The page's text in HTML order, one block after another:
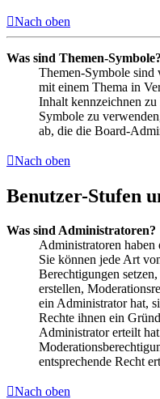
Nach oben
Was sind Themen-Symbole?
Themen-Symbole sind
mit einem Thema in
Inhalt kennzeichnen
Symbole zu
ab, die die Board-
Nach oben
Benutzer-Stufen
Was sind Administratoren?
Administratoren haben
Sie können jede Art
Berechtigungen
erstellen,
ein Administrator hat,
Rechte ihnen ein
Administrator erteilt
entsprechende Recht
Nach oben